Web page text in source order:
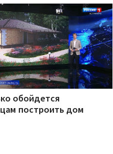
обойдется
построить дом